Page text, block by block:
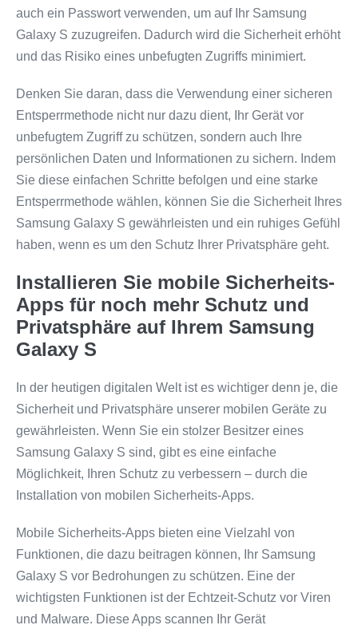
auch ein Passwort verwenden, um auf Ihr Samsung
Galaxy S zuzugreifen. Dadurch wird die Sicherheit erhöht
und das Risiko eines unbefugten Zugriffs minimiert.
Denken Sie daran, dass die Verwendung einer sicheren
Entsperrmethode nicht nur dazu dient, Ihr Gerät vor
unbefugtem Zugriff zu schützen, sondern auch Ihre
persönlichen Daten und Informationen zu sichern. Indem
Sie diese einfachen Schritte befolgen und eine starke
Entsperrmethode wählen, können Sie die Sicherheit Ihres
Samsung Galaxy S gewährleisten und ein ruhiges Gefühl
haben, wenn es um den Schutz Ihrer Privatsphäre geht.
Installieren Sie mobile Sicherheits-
Apps für noch mehr Schutz und
Privatsphäre auf Ihrem Samsung
Galaxy S
In der heutigen digitalen Welt ist es wichtiger denn je, die
Sicherheit und Privatsphäre unserer mobilen Geräte zu
gewährleisten. Wenn Sie ein stolzer Besitzer eines
Samsung Galaxy S sind, gibt es eine einfache
Möglichkeit, Ihren Schutz zu verbessern – durch die
Installation von mobilen Sicherheits-Apps.
Mobile Sicherheits-Apps bieten eine Vielzahl von
Funktionen, die dazu beitragen können, Ihr Samsung
Galaxy S vor Bedrohungen zu schützen. Eine der
wichtigsten Funktionen ist der Echtzeit-Schutz vor Viren
und Malware. Diese Apps scannen Ihr Gerät